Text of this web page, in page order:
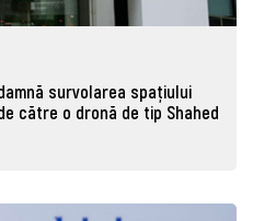
survolarea spațiului
către o dronă de tip Shahed